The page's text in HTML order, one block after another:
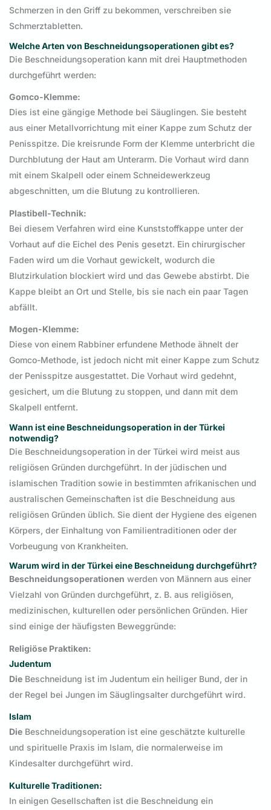
Schmerzen in den Griff zu bekommen, verschreiben sie
Schmerztabletten.
Welche Arten von Beschneidungsoperationen gibt es?
Die Beschneidungsoperation kann mit drei Hauptmethoden
durchgeführt werden:
Gomco-Klemme:
Dies ist eine gängige Methode bei Säuglingen. Sie besteht
aus einer Metallvorrichtung mit einer Kappe zum Schutz der
Penisspitze. Die kreisrunde Form der Klemme unterbricht die
Durchblutung der Haut am Unterarm. Die Vorhaut wird dann
mit einem Skalpell oder einem Schneidewerkzeug
abgeschnitten, um die Blutung zu kontrollieren.
Plastibell-Technik:
Bei diesem Verfahren wird eine Kunststoffkappe unter der
Vorhaut auf die Eichel des Penis gesetzt. Ein chirurgischer
Faden wird um die Vorhaut gewickelt, wodurch die
Blutzirkulation blockiert wird und das Gewebe abstirbt. Die
Kappe bleibt an Ort und Stelle, bis sie nach ein paar Tagen
abfällt.
Mogen-Klemme:
Diese von einem Rabbiner erfundene Methode ähnelt der
Gomco-Methode, ist jedoch nicht mit einer Kappe zum Schutz
der Penisspitze ausgestattet. Die Vorhaut wird gedehnt,
gesichert, um die Blutung zu stoppen, und dann mit dem
Skalpell entfernt.
Wann ist eine Beschneidungsoperation in der Türkei
notwendig?
Die Beschneidungsoperation in der Türkei wird meist aus
religiösen Gründen durchgeführt. In der jüdischen und
islamischen Tradition sowie in bestimmten afrikanischen und
australischen Gemeinschaften ist die Beschneidung aus
religiösen Gründen üblich. Sie dient der Hygiene des eigenen
Körpers, der Einhaltung von Familientraditionen oder der
Vorbeugung von Krankheiten.
Warum wird in der Türkei eine Beschneidung durchgeführt?
Beschneidungsoperationen werden von Männern aus einer
Vielzahl von Gründen durchgeführt, z. B. aus religiösen,
medizinischen, kulturellen oder persönlichen Gründen. Hier
sind einige der häufigsten Beweggründe:
Religiöse Praktiken:
Judentum
Die Beschneidung ist im Judentum ein heiliger Bund, der in
der Regel bei Jungen im Säuglingsalter durchgeführt wird.
Islam
Die Beschneidungsoperation ist eine geschätzte kulturelle
und spirituelle Praxis im Islam, die normalerweise im
Kindesalter durchgeführt wird.
Kulturelle Traditionen:
In einigen Gesellschaften ist die Beschneidung ein